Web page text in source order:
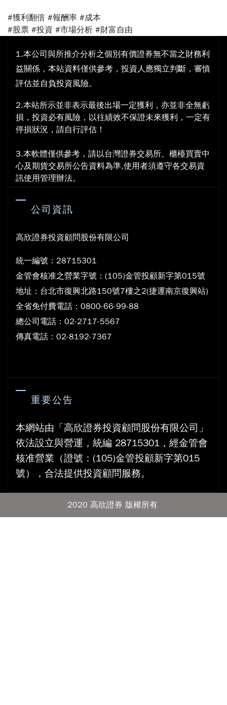
#獲利翻倍 #報酬率 #成本
#股票 #投資 #市場分析 #財富自由
1.本公司與所推介分析之個別有價證券無不當之財務利
益關係，本站資料僅供參考，投資人應獨立判斷，審慎
評估並自負投資風險。
2.本站所示並非表示最後出場一定獲利，亦並非全無虧
損，投資必有風險，以往績效不保證未來獲利，一定有
停損狀況，請自行評估！
3.本軟體僅供參考，請以台灣證券交易所、櫃檯買賣中
心及期貨交易所公告資料為準,使用者須遵守各交易資
訊使用管理辦法。
公司資訊
高欣證券投資顧問股份有限公司
統一編號：28715301
金管會核准之營業字號：(105)金管投顧新字第015號
地址：台北市復興北路150號7樓之2(捷運南京復興站)
全省免付費電話：0800-66-99-88
總公司電話：02-2717-5567
傳真電話：02-8192-7367
重要公告
本網站由「高欣證券投資顧問股份有限公司」
依法設立與營運，統編 28715301，經金管會
核准營業（證號：(105)金管投顧新字第015
號），合法提供投資顧問服務。
2020 高欣證券 版權所有